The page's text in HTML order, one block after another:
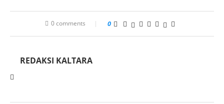
0 comments 0
REDAKSI KALTARA